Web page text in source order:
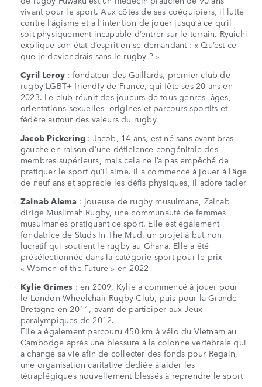
vivant pour le sport. Aux côtés de ses coéquipiers, il lutte
contre l’âgisme et a l’intention de jouer jusqu’à ce qu’il
soit physiquement incapable d’entrer sur le terrain. Ryuichi
explique son état d’esprit en se demandant : « Qu’est-ce
que je deviendrais sans le rugby ? »
Cyril Leroy : fondateur des Gaillards, premier club de
rugby LGBT+ friendly de France, qui fête ses 20 ans en
2023. Le club réunit des joueurs de tous genres, âges,
orientations sexuelles, origines et parcours sportifs et
fédère autour des valeurs du rugby
Jacob Pickering : Jacob, 14 ans, est né sans avant-bras
gauche en raison d’une déficience congénitale des
membres supérieurs, mais cela ne l’a pas empêché de
pratiquer le sport qu’il aime. Il a commencé à jouer à l’âge
de neuf ans et apprécie les défis physiques, il adore tacler
Zainab Alema : joueuse de rugby musulmane, Zainab
dirige Muslimah Rugby, une communauté de femmes
musulmanes pratiquant ce sport. Elle est également
fondatrice de Studs In The Mud, un projet à but non
lucratif qui soutient le rugby au Ghana. Elle a été
présélectionnée dans la catégorie sport pour le prix
« Women of the Future » en 2022
Kylie Grimes : en 2009, Kylie a commencé à jouer pour
le London Wheelchair Rugby Club, puis pour la Grande-
Bretagne en 2011, avant de participer aux Jeux
paralympiques de 2012.
Elle a également parcouru 450 km à vélo du Vietnam au
Cambodge après une blessure à la colonne vertébrale qui
a changé sa vie afin de collecter des fonds pour Regain,
une organisation caritative dédiée à aider les
tétraplégiques nouvellement blessés à reprendre le sport